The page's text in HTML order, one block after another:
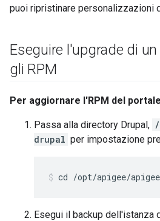
puoi ripristinare personalizzazioni
Eseguire l'upgrade di
gli RPM
Per aggiornare l'RPM del
Passa alla directory Drupal,
drupal per impostazione
cd /opt/apigee/
Esegui il backup dell'istanza